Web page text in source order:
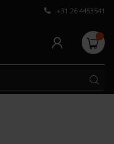
Persoonlijk
+31 26 4453541